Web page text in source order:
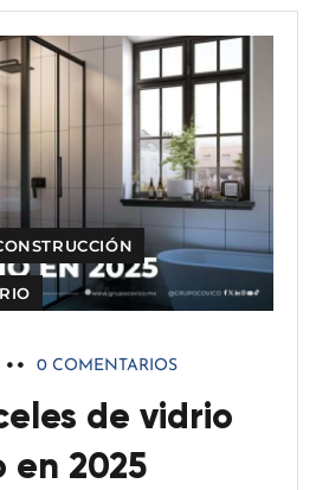
0 COMENTARIOS
de vidrio
2025